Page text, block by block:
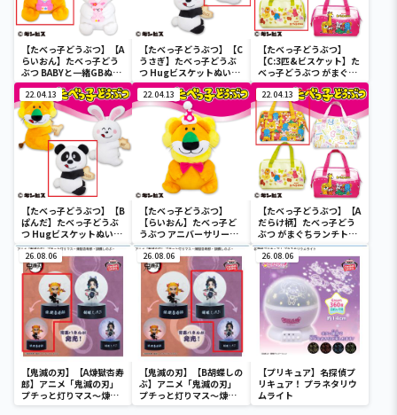
【たべっ子どうぶつ】【A
らいおん】たべっ子どう
ぶつ BABYと一緒GBぬい
ぐるみ
【たべっ子どうぶつ】【C
うさぎ】たべっ子どうぶ
つ Hugビスケットぬいぐ
るみ2
【たべっ子どうぶつ】
【C:3匹&ビスケット】た
べっ子どうぶつ がまぐち
ランチトートバッグ2
22.04.13
【たべっ子どうぶつ】【B
ぱんだ】たべっ子どうぶ
つ Hugビスケットぬいぐ
るみ2
22.04.13
【たべっ子どうぶつ】
【らいおん】たべっ子ど
うぶつ アニバーサリー
BIG
22.04.13
【たべっ子どうぶつ】【A
だらけ柄】たべっ子どう
ぶつ がまぐちランチトー
トバッグ2
26.08.06
【鬼滅の刃】【A煉獄杏寿
郎】アニメ「鬼滅の刃」
プチっと灯りマス～煉獄
杏寿郎・胡蝶しのぶ～
26.08.06
【鬼滅の刃】【B胡蝶しの
ぶ】アニメ「鬼滅の刃」
プチっと灯りマス～煉獄
杏寿郎・胡蝶しのぶ～
26.08.06
【プリキュア】名探偵プ
リキュア！ プラネタリウ
ムライト